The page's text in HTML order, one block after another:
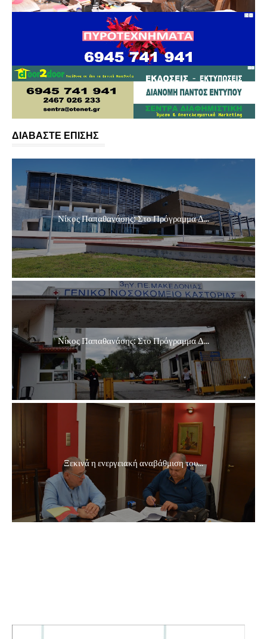
ΔΙΑΒΑΣΤΕ ΕΠΙΣΗΣ
Νίκος Παπαθανάσης: Στο Πρόγραμμα Δ...
Νίκος Παπαθανάσης: Στο Πρόγραμμα Δ...
Ξεκινά η ενεργειακή αναβάθμιση του...